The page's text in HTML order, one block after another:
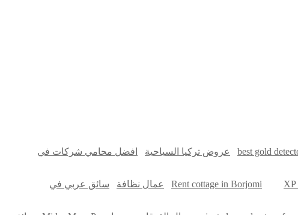
best gold عروض تركيا السياحية
افضل محامي شركات في
Rent cottage in Borjomi عمال نظافة
سائق عربي في